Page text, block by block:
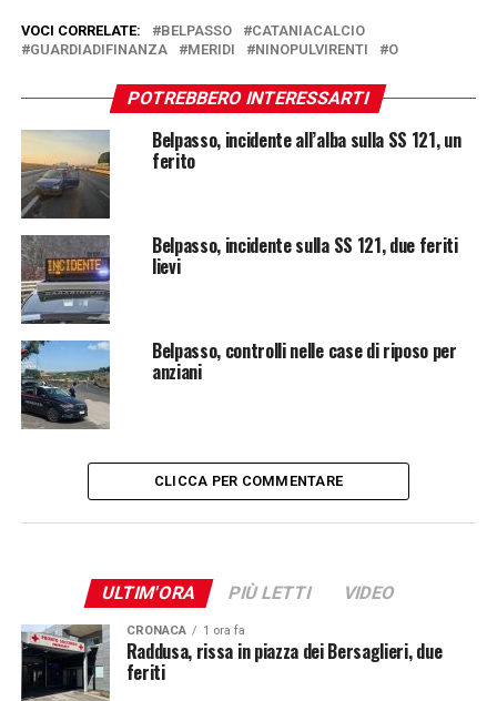
VOCI CORRELATE: BELPASSO
CATANIACALCIO
GUARDIADIFINANZA
MERIDI NINOPULVIRENTI O
POTREBBERO INTERESSARTI
Belpasso, incidente all’alba sulla SS 121, un
ferito
Belpasso, incidente sulla SS 121, due feriti
lievi
Belpasso, controlli nelle case di riposo per
anziani
CLICCA PER COMMENTARE
ULTIM'ORA PIÙ LETTI VIDEO
CRONACA 1 ora fa
Raddusa, rissa in piazza dei Bersaglieri, due
feriti